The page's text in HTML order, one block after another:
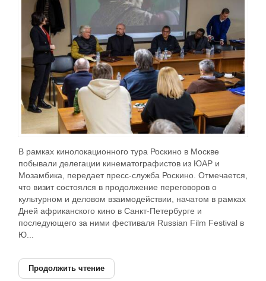
В рамках кинолокационного тура Роскино в Москве
побывали делегации кинематографистов из ЮАР и
Мозамбика, передает пресс-служба Роскино. Отмечается,
что визит состоялся в продолжение переговоров о
культурном и деловом взаимодействии, начатом в рамках
Дней африканского кино в Санкт-Петербурге и
последующего за ними фестиваля Russian Film Festival в
Ю...
Продолжить чтение